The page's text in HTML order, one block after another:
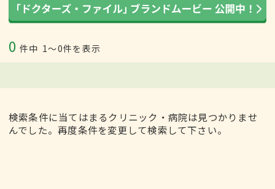
0 件中 1〜0件を表示
検索条件に当てはまるクリニック・病院は見つかりませ
んでした。再度条件を変更して検索して下さい。